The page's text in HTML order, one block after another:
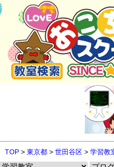
TOP > 東京都 > 世田谷区 > 学習教